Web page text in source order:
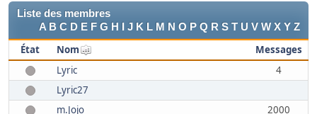
Liste des membres
A B C D E F G H I J K L M N O P Q R S T U V W X Y Z
État Nom
Messages
Lyric
4
Lyric27
m.Jojo
2000